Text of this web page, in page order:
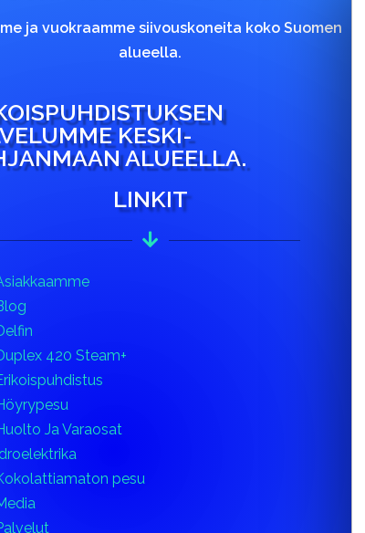
ja vuokraamme siivouskoneita koko Suomen
alueella.
KESKI-
ALUEELLA.
LINKIT
420 Steam+
Ja Varaosat
pesu